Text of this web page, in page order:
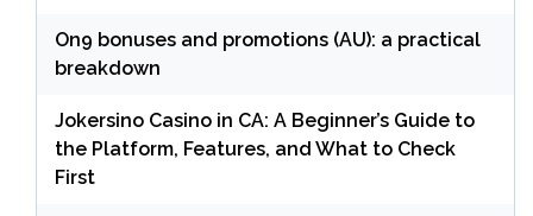
On9 bonuses and promotions (AU): a practical
breakdown
Jokersino Casino in CA: A Beginner’s Guide to
the Platform, Features, and What to Check
First